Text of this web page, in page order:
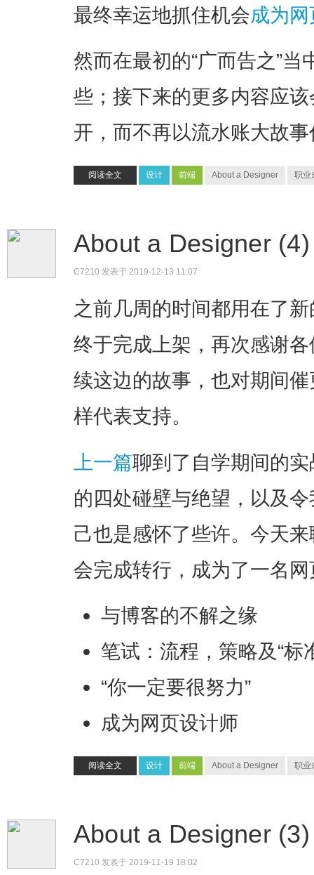
最终幸运地抓住机会成为
然而在最初的“广而告之”
些；接下来的更多内容应
开，而不再以流水账大故
阅读全文 设计 前端 About a Designer 职业
About a Designer
C7210 发表于 2019-12-13 11:07
之前几周的时间都用在了新
终于完成上架，再次感谢
续这边的故事，也对期间
样代表支持。
上一篇聊到了自学期间的
的四处碰壁与绝望，以及
己也是感怀了些许。今天
会完成转行，成为了一名
与博客的不解之缘
笔试：流程，策略及“标
“你一定要很努力”
成为网页设计师
阅读全文 设计 前端 About a Designer 职业
About a Designer
C7210 发表于 2019-11-19 18:02